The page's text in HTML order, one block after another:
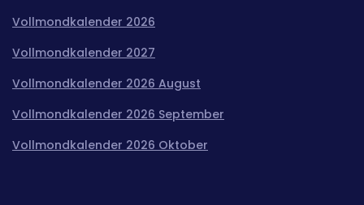
Vollmondkalender 2026
Vollmondkalender 2027
Vollmondkalender 2026 August
Vollmondkalender 2026 September
Vollmondkalender 2026 Oktober